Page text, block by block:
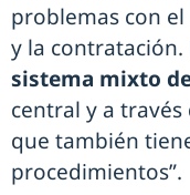
problemas con
y la
sistema mixto
central y a
que también
procedimientos”.